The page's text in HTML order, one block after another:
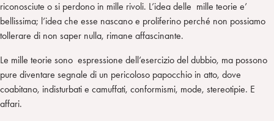
riconosciute o si perdono in mille rivoli. L’idea delle mille teorie e’
bellissima; l’idea che esse nascano e proliferino perché non possiamo
tollerare di non saper nulla, rimane affascinante.
Le mille teorie sono espressione dell’esercizio del dubbio, ma possono
pure diventare segnale di un pericoloso papocchio in atto, dove
coabitano, indisturbati e camuffati, conformismi, mode, stereotipie. E
affari.